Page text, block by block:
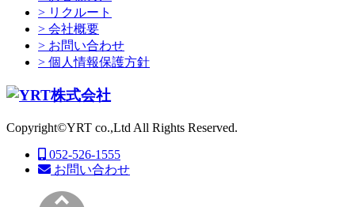
> リクルート
> 会社概要
> お問い合わせ
> 個人情報保護方針
Copyright©YRT co.,Ltd All Rights Reserved.
052-526-1555
お問い合わせ